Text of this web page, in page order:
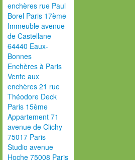
enchères rue Paul
Borel Paris 17ème
Immeuble avenue
de Castellane
64440 Eaux-
Bonnes
Enchères à Paris
Vente aux
enchères 21 rue
Théodore Deck
Paris 15ème
Appartement 71
avenue de Clichy
75017 Paris
Studio avenue
Hoche 75008 Paris